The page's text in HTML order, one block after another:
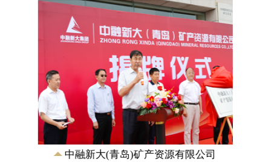
中融新大(青岛)矿产资源有限公司
金兆秘鲁矿业有限公司
拥有秘鲁邦沟多金属矿的39个矿权，占地
面积263平方公里。按照控制资源量，属
于世界超大型矽卡岩矿床，同时也是世界
上最大的...